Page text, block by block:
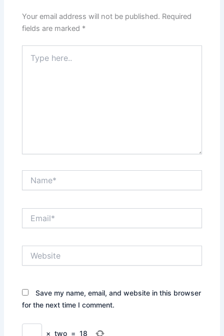
Your email address will not be published. Required
fields are marked *
here..
Save my name, email, and website in this browser
for the next time I comment.
× two = 18